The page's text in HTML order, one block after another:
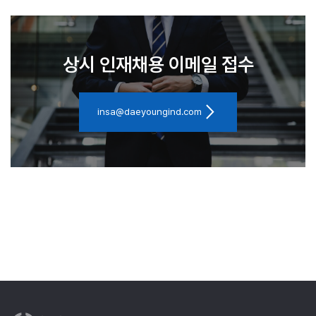
상시 인재채용 이메일 접수
insa@daeyoungind.com arrow_forward_ios